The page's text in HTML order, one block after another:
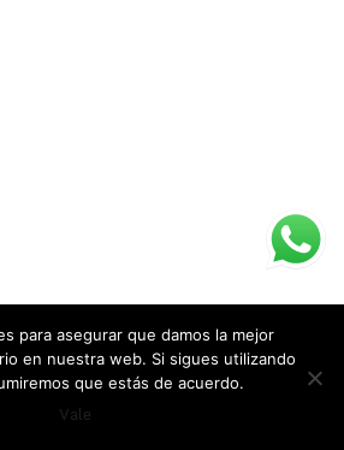
para asegurar que damos la mejor
en nuestra web. Si sigues utilizando
que estás de acuerdo.
Vale